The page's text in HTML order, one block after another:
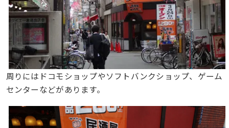
周りにはドコモショップやソフトバンクショップ、ゲーム
センターなどがあります。